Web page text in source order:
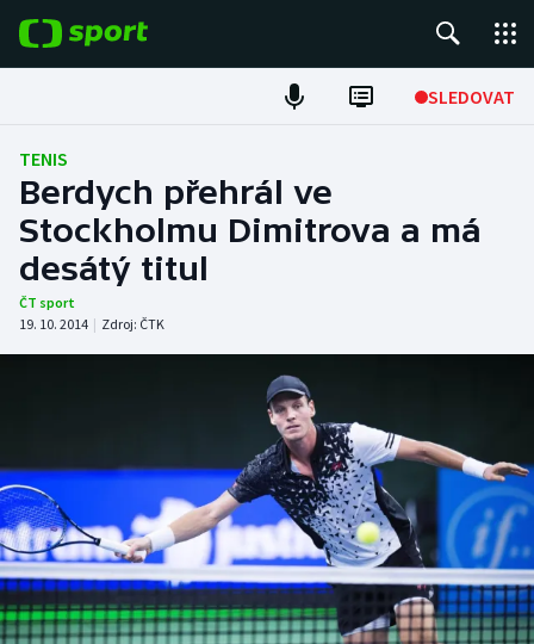
SLEDOVAT
Fotbal
Hokej
Tenis
Atletika
Americký fotbal
Baseball a softbal
Basketbal
NEPŘEHLÉDNĚTE
Soutěže
Historické návraty
TENIS
Berdych přehrál ve
Stockholmu Dimitrova a má
desátý titul
ČT sport
19. 10. 2014 | Zdroj: ČTK